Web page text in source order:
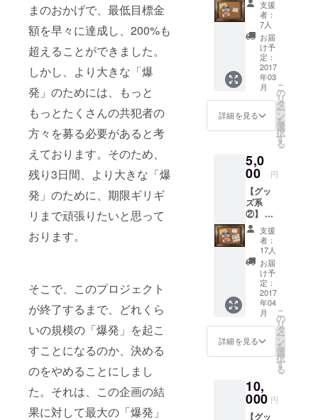
まのおかげで、最低目標金
額を早々に達成し、200%も
超えることができました。
しかし、より大きな「爆
発」のためには、もっと
もっとたくさんの共犯者の
方々を募る必要があると考
えております。そのため、
残り3日間、より大きな「爆
発」のために、期限ギリギ
リまで頑張りたいと思って
おります。
そこで、このプロジェクト
が終了するまで、どれくら
いの規模の「爆発」を起こ
すことになるのか、決める
のをやめることにしまし
た。それは、この企画の結
果に対して最大の「爆発」
ん,etc）。
また、YUKI
やCHARA等
を手がける
音楽プロ
デューサー
蔦谷好位置
氏とのコラ
ならぼくの
シンデレ
ラ」の制作
ではリリッ
クと歌唱を
担当し、ア
ンジャッ
シュ渡部建
ゲートするJ-
WAVE「GOL
D RUSH」10
月の"THE
TRACK OF
MONTH"に
お手紙
・春ね
むりス
テッ
カー（3
枚セッ
ト）
支援
者：
7人
お届
け予
定：
2017
年03
月
詳細を見る
こ
の
リ
タ
ー
ン
を
選
択
す
る
5,0
00 円
【グッ
ズ系
②】 ・
お礼の
お手紙
・春ね
むりス
テッ
カー（3
枚セッ
ト） ・
MVにお
名前を
クレ
ジット
記載
支援
者：
17人
お届
け予
定：
2017
年04
月
詳細を見る
こ
の
リ
タ
ー
ン
を
選
択
す
る
10,
000 円
【グッ